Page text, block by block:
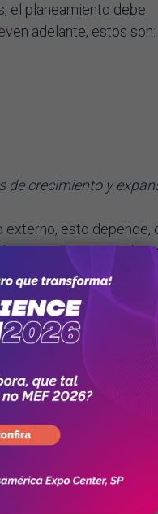
el planeamiento debe
adelante, estos son:
crecimiento y
esto depende,
si es el caso, revaluar
de la tecnologíaa
mercado. Métodos
han recibido un
avanzan.
hospital. Las
de trabajo carecen